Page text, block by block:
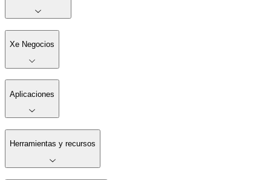
Xe Negocios
Aplicaciones
Herramientas y recursos